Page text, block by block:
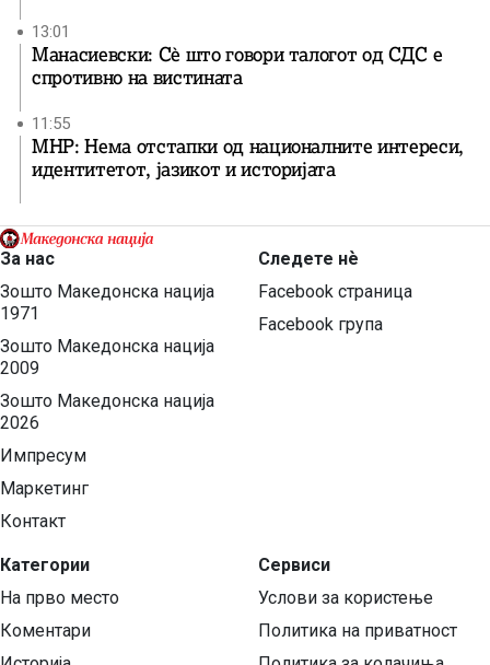
13:01
Манасиевски: Сè што говори талогот од СДС е
спротивно на вистината
11:55
МНР: Нема отстапки од националните интереси,
идентитетот, јазикот и историјата
За нас
Зошто Македонска нација
1971
Зошто Македонска нација
2009
Зошто Македонска нација
2026
Импресум
Маркетинг
Контакт
Категории
На прво место
Коментари
Следете нѐ
Facebook страница
Facebook група
Сервиси
Услови за користење
Политика на приватност